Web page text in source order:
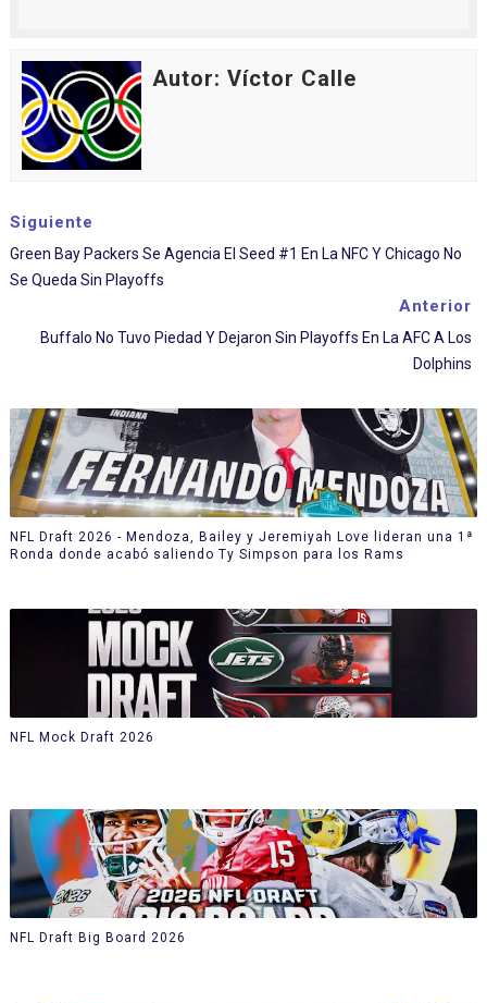
Autor: Víctor Calle
Siguiente
Green Bay Packers Se Agencia El Seed #1 En La NFC Y Chicago No
Se Queda Sin Playoffs
Anterior
Buffalo No Tuvo Piedad Y Dejaron Sin Playoffs En La AFC A Los
Dolphins
NFL Draft 2026 - Mendoza, Bailey y Jeremiyah Love lideran una 1ª
Ronda donde acabó saliendo Ty Simpson para los Rams
NFL Mock Draft 2026
NFL Draft Big Board 2026